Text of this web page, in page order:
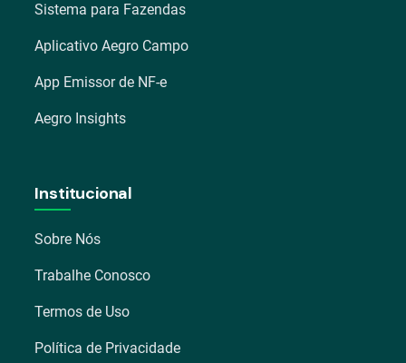
Sistema para Fazendas
Aplicativo Aegro Campo
App Emissor de NF-e
Aegro Insights
Institucional
Sobre Nós
Trabalhe Conosco
Termos de Uso
Política de Privacidade